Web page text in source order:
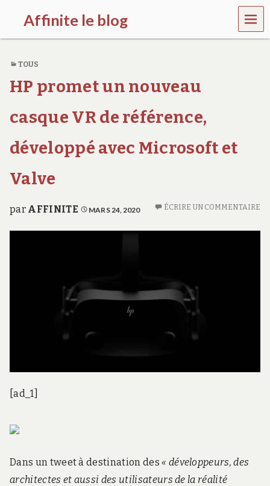
Affinite le blog
e
p
l
u
s
i
MEN
U
TOUS
HP promet un nouveau
casque VR de référence,
développé avec Microsoft et
Valve
par AFFINITE MARS 24, 2020 ÉCRIRE UN COMMENTAIRE
[ad_1]
Dans un tweet à destination des« développeurs, des
architectes et aussi des utilisateurs de la réalité